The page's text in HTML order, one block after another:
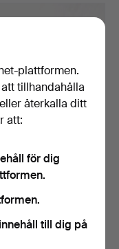
med
16 jul 2026
plattformen.
tillhandahålla
återkalla ditt
att:
för dig
till dig på